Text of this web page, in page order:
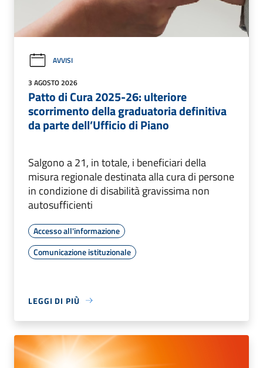
AVVISI
3 AGOSTO 2026
Patto di Cura 2025-26: ulteriore
scorrimento della graduatoria definitiva
da parte dell’Ufficio di Piano
Salgono a 21, in totale, i beneficiari della
misura regionale destinata alla cura di persone
in condizione di disabilità gravissima non
autosufficienti
Accesso all'informazione
Comunicazione istituzionale
LEGGI DI PIÙ